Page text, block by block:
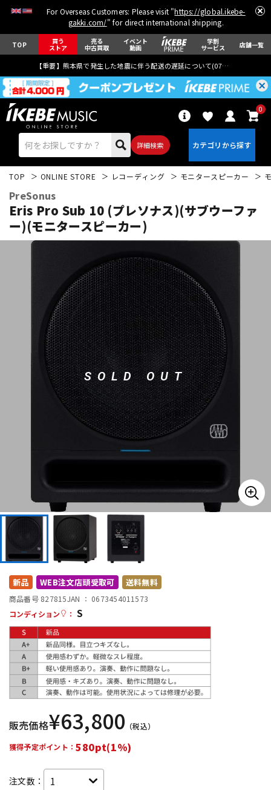
For Overseas Customers: Please visit "https://global.ikebe-
gakki.com/" for direct international shipping.
TOP 買う
ストア
売る
中古買取
イベント
動画
学割
サービス 店舗一覧
【重要】熊本県で発生した地震に伴う配送の遅延について(07月29日
詳細検索
0
ベース ウクレレ
ドラム パーカッション
キーボード 電子ピアノ
その他楽器
エフェクター
DJ機器
DTM オンライン納品
配信/ライブ機器
中古 ヴィンテージ
TOP ONLINE STORE レコーディング モニタースピーカー
PreSonus
Eris Pro Sub 10 (プレソナス)(サブウーファ
ー)(モニタースピーカー)
SOLD OUT
新品 WEB注文店頭受取可 送料無料
商品番号 827815JAN ： 0673454011573
コンディション
： S
販売価格¥63,800 （税込）
獲得予定ポイント： 580pt(1%)
注文数：